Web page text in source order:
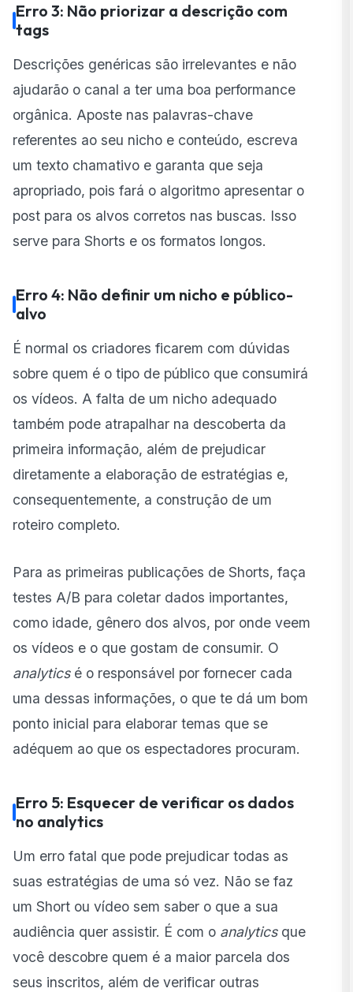
Erro 3: Não priorizar a descrição com
tags
Descrições genéricas são irrelevantes e não
ajudarão o canal a ter uma boa performance
orgânica. Aposte nas palavras-chave
referentes ao seu nicho e conteúdo, escreva
um texto chamativo e garanta que seja
apropriado, pois fará o algoritmo apresentar o
post para os alvos corretos nas buscas. Isso
serve para Shorts e os formatos longos.
Erro 4: Não definir um nicho e público-
alvo
É normal os criadores ficarem com dúvidas
sobre quem é o tipo de público que consumirá
os vídeos. A falta de um nicho adequado
também pode atrapalhar na descoberta da
primeira informação, além de prejudicar
diretamente a elaboração de estratégias e,
consequentemente, a construção de um
roteiro completo.
Para as primeiras publicações de Shorts, faça
testes A/B para coletar dados importantes,
como idade, gênero dos alvos, por onde veem
os vídeos e o que gostam de consumir. O
analyticsé o responsável por fornecer cada
uma dessas informações, o que te dá um bom
ponto inicial para elaborar temas que se
adéquem ao que os espectadores procuram.
Erro 5: Esquecer de verificar os dados
no analytics
Um erro fatal que pode prejudicar todas as
suas estratégias de uma só vez. Não se faz
um Short ou vídeo sem saber o que a sua
audiência quer assistir. É com o analyticsque
você descobre quem é a maior parcela dos
seus inscritos, além de verificar outras